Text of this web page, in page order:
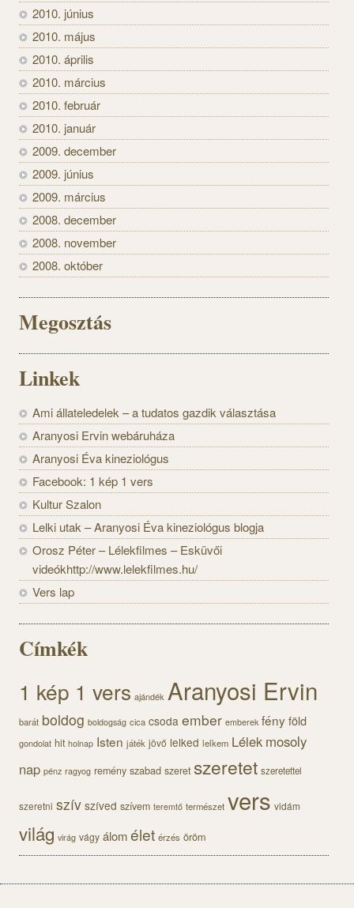
2010. június
2010. május
2010. április
2010. március
2010. február
2010. január
2009. december
2009. június
2009. március
2008. december
2008. november
2008. október
Megosztás
Linkek
Ami állateledelek – a tudatos gazdik választása
Aranyosi Ervin webáruháza
Aranyosi Éva kineziológus
Facebook: 1 kép 1 vers
Kultur Szalon
Lelki utak – Aranyosi Éva kineziológus blogja
Orosz Péter – Lélekfilmes – Esküvői
videókhttp://www.lelekfilmes.hu/
Vers lap
Címkék
1 kép 1 vers ajándék Aranyosi Ervin
barát boldog boldogság cica csoda ember emberek fényföld
gondolat hit holnap Isten játék jövő lelked lelkem Lélek mosoly
nap pénz ragyog remény szabad szeret szeretet szeretettel
szeretni szív szíved szívem teremtő természet vers vidám
világ virág vágy álomélet érzés öröm